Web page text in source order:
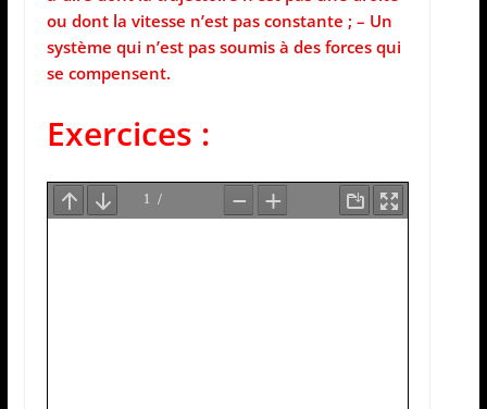
ou dont la vitesse n’est pas constante ; – Un
système qui n’est pas soumis à des forces qui
se compensent.
Exercices :